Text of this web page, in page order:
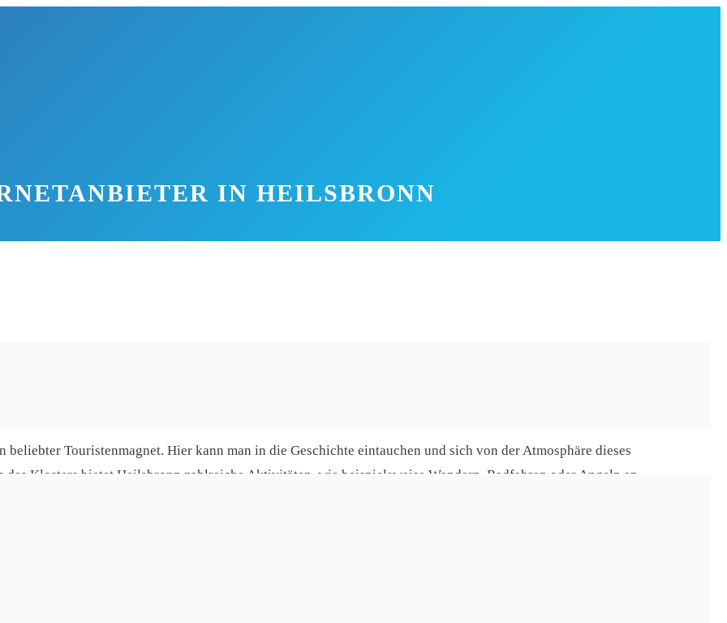
IN HEILSBRONN
Ansbach, hat eine Einwohnerzahl von etwa 9.000. Sie ist nicht nur für ihre wunderschöne Landschaft bekannt,
inmitten der Stadt befindet.
Touristenmagnet. Hier kann man in die Geschichte eintauchen und sich von der Atmosphäre dieses
Klosters bietet Heilsbronn zahlreiche Aktivitäten, wie beispielsweise Wandern, Radfahren oder Angeln an.
eine zunehmend wichtige Rolle. Das Internet ist für viele Privathaushalte sowie Unternehmen ein wichtiger
in Heilsbronn zeigt, dass Kabelinternet zu 78% ausgebaut ist, was für viele Nutzer eine gute Alternative darstellt. DSL
sind zu unterschiedlich hohen Prozentsätzen ausgebaut. Das Glasfasernetz hingegen steckt noch in den